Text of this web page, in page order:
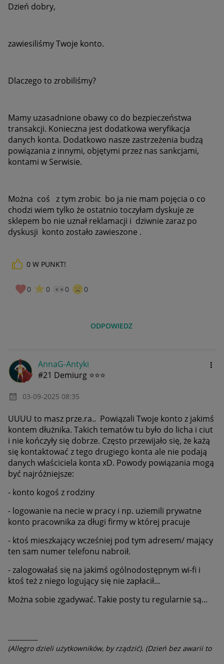
Dzień dobry,
zawiesiliśmy Twoje konto.
Dlaczego to zrobiliśmy?
Mamy uzasadnione obawy co do bezpieczeństwa
transakcji. Konieczna jest dodatkowa weryfikacja
danych konta. Dodatkowo nasze zastrzeżenia budzą
powiązania z innymi, objętymi przez nas sankcjami,
kontami w Serwisie.
Można coś z tym zrobic bo ja nie mam pojęcia o co
chodzi wiem tylko że ostatnio toczyłam dyskuje ze
sklepem bo nie uznał reklamacji i dziwnie zaraz po
dyskusji konto zostało zawieszone .
0 W PUNKT!
0 0 0 0
ODPOWIEDZ
AnnaG-Antyki
#21 Demiurg ⭐⭐⭐
‎03-09-2025 08:35
UUUU to masz prze.ra.. Powiązali Twoje konto z jakimś
kontem dłużnika. Takich tematów tu było do licha i ciut
i nie kończyły się dobrze. Często przewijało się, że każą
się kontaktować z tego drugiego konta ale nie podają
danych właściciela konta xD. Powody powiązania mogą
być najróżniejsze:
- konto kogoś z rodziny
- logowanie na necie w pracy i np. uziemili prywatne
konto pracownika za długi firmy w której pracuje
- ktoś mieszkający wcześniej pod tym adresem/ mający
ten sam numer telefonu nabroił.
- zalogowałaś się na jakimś ogólnodostępnym wi-fi i
ktoś też z niego logujący się nie zapłacił...
Można sobie zgadywać. Takie posty tu regularnie są...
(Allegro dzieli użytkowników, by rządzić). (Dzień bez awarii to